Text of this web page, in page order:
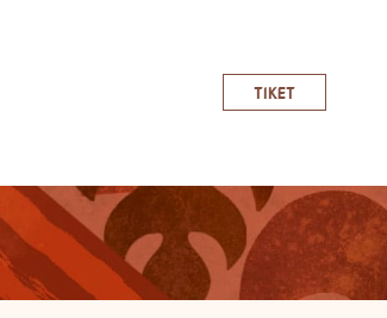
TIKET